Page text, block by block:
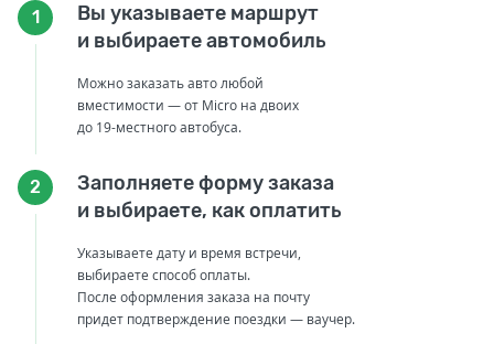
1
Вы указываете маршрут
и выбираете автомобиль
Можно заказать авто любой
вместимости — от Micro на двоих
до 19-местного автобуса.
2
Заполняете форму заказа
и выбираете, как оплатить
Указываете дату и время встречи,
выбираете способ оплаты.
После оформления заказа на почту
придет подтверждение поездки — ваучер.